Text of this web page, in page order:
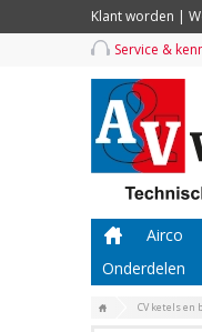
Klant worden |
Service &
Airco
Onderdelen
CV ketels en